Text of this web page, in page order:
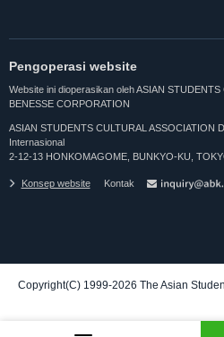
Pengoperasi website
Website ini dioperasikan oleh ASIAN
BENESSE CORPORATION
ASIAN STUDENTS CULTURAL ASSOCIATION
Internasional
2-12-13 HONKOMAGOME, BUNKYO-KU,
Konsep website Kontak
Copyright(C) 1999-2026 The Asian